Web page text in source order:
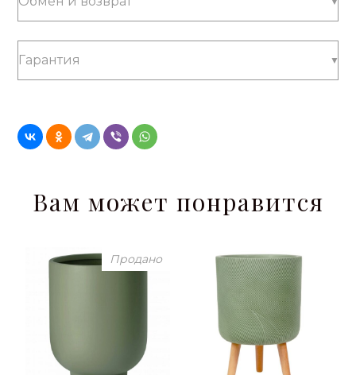
Гарантия
Вам может понравится
Продано